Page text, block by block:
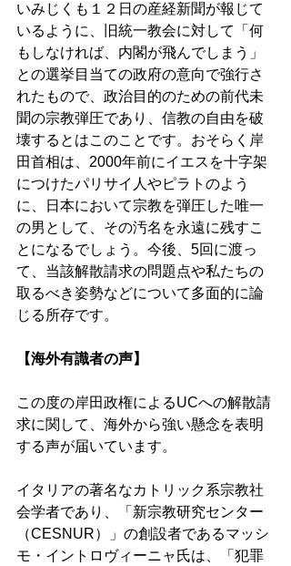
いみじくも１２日の産経新聞が報じて
いるように、旧統一教会に対して「何
もしなければ、内閣が飛んでしまう」
との選挙目当ての政府の意向で強行さ
れたもので、政治目的のための前代未
聞の宗教弾圧であり、信教の自由を破
壊するとはこのことです。おそらく岸
田首相は、2000年前にイエスを十字架
につけたパリサイ人やピラトのよう
に、日本において宗教を弾圧した唯一
の男として、その汚名を永遠に残すこ
とになるでしょう。今後、5回に渡っ
て、当該解散請求の問題点や私たちの
取るべき姿勢などについて多面的に論
じる所存です。
【海外有識者の声】
この度の岸田政権によるUCへの解散請
求に関して、海外から強い懸念を表明
する声が届いています。
イタリアの著名なカトリック系宗教社
会学者であり、「新宗教研究センター
（CESNUR）」の創設者であるマッシ
モ・イントロヴィーニャ氏は、「犯罪